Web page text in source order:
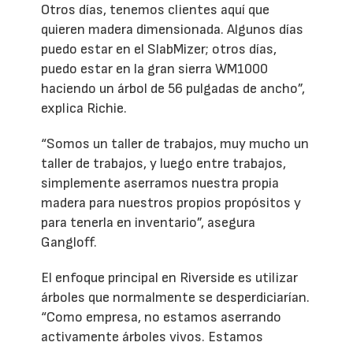
Otros días, tenemos clientes aquí que
quieren madera dimensionada. Algunos días
puedo estar en el SlabMizer; otros días,
puedo estar en la gran sierra WM1000
haciendo un árbol de 56 pulgadas de ancho”,
explica Richie.
“Somos un taller de trabajos, muy mucho un
taller de trabajos, y luego entre trabajos,
simplemente aserramos nuestra propia
madera para nuestros propios propósitos y
para tenerla en inventario”, asegura
Gangloff.
El enfoque principal en Riverside es utilizar
árboles que normalmente se desperdiciarían.
“Como empresa, no estamos aserrando
activamente árboles vivos. Estamos